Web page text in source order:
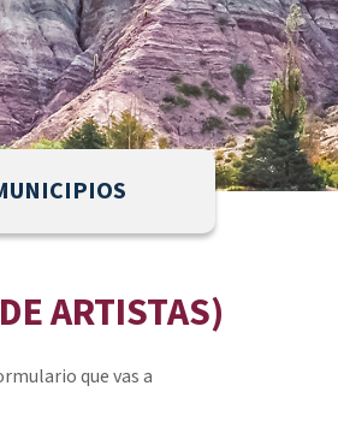
ARTISTAS)
que vas a